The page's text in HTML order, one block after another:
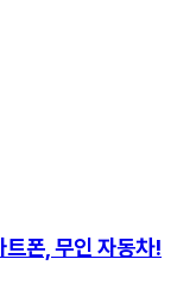
폰, 무인 자동차!